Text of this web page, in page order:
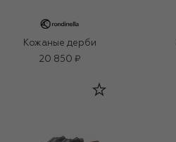
Кожаные дерби
20 850 ₽